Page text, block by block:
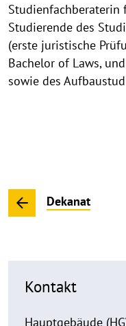
Studierende des
(erste juristische
Bachelor of Laws,
sowie des
Dekanat
Kontakt
Hauptgebäude